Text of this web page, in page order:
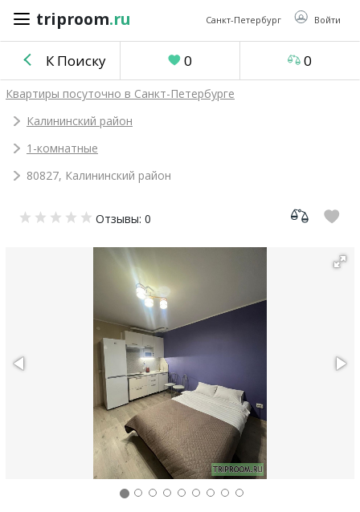
triproom.ru Санкт-Петербург Войти
triproom .ru
Российский
Войти / Зарегистрироваться
объявление
К Поиску 0 0
Квартиры посуточно в Санкт-Петербурге
Калининский район
1-комнатные
80827, Калининский район
Отзывы: 0